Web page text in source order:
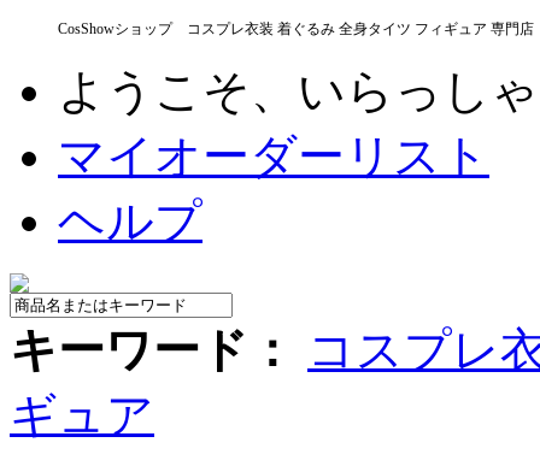
CosShowショップ コスプレ衣装 着ぐるみ 全身タイツ フィギュア 専門店
ようこそ、いらっし
マイオーダーリスト
ヘルプ
キーワード：
コスプレ
ギュア